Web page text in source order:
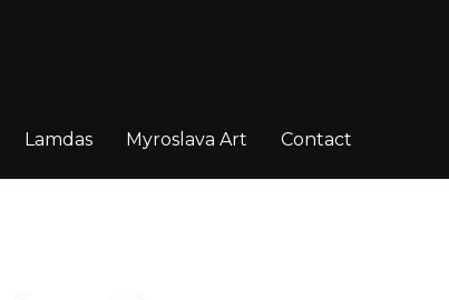
Lamdas Myroslava Art Contact